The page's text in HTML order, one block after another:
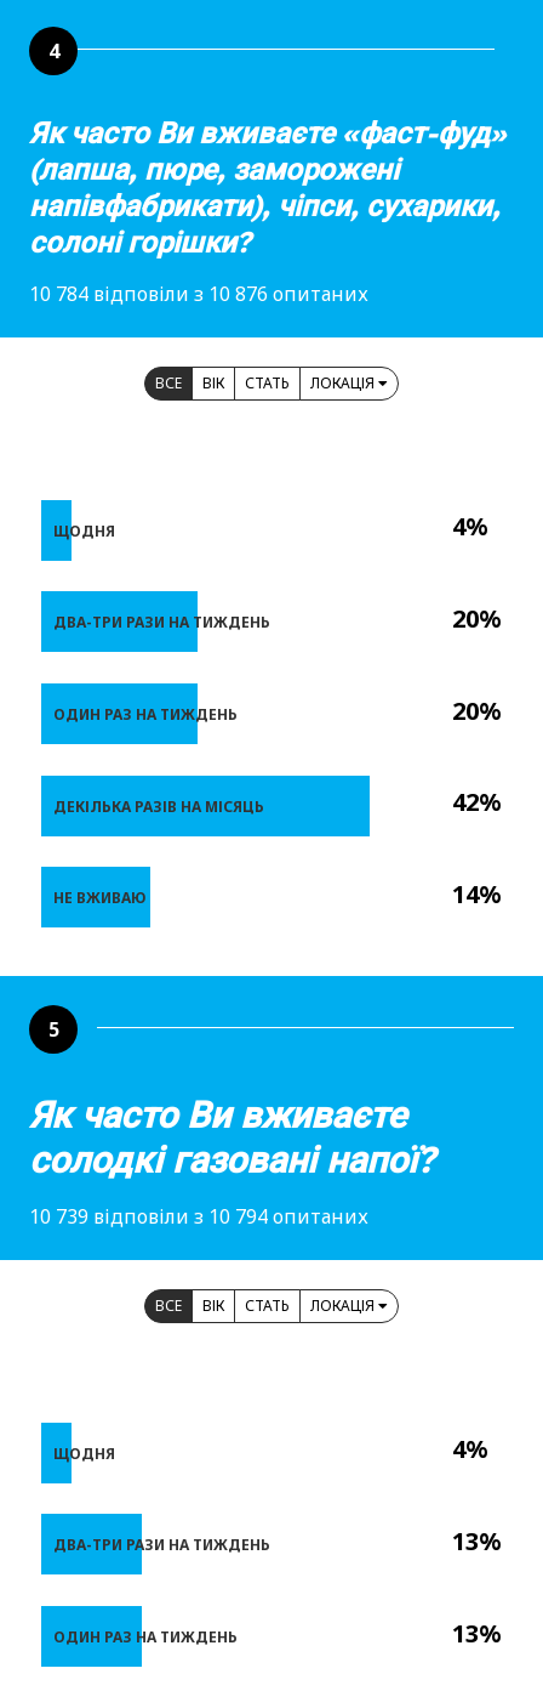
4
Як часто Ви вживаєте «фаст-фуд»
(лапша, пюре, заморожені
напівфабрикати), чіпси, сухарики,
солоні горішки?
10 784 відповіли з 10 876 опитаних
ВСЕ ВІК СТАТЬ ЛОКАЦІЯ
4%
20%
20%
42%
14%
ЩОДНЯ
ДВА-ТРИ РАЗИ НА ТИЖДЕНЬ
ОДИН РАЗ НА ТИЖДЕНЬ
ДЕКІЛЬКА РАЗІВ НА МІСЯЦЬ
НЕ ВЖИВАЮ
5
Як часто Ви вживаєте
солодкі газовані напої?
10 739 відповіли з 10 794 опитаних
ВСЕ ВІК СТАТЬ ЛОКАЦІЯ
4%
13%
13%
ЩОДНЯ
ДВА-ТРИ РАЗИ НА ТИЖДЕНЬ
ОДИН РАЗ НА ТИЖДЕНЬ